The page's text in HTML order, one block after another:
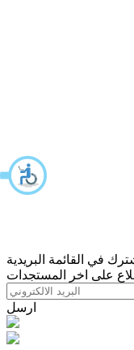
في القائمة البريدية
على اخر المستجدات
ارسل